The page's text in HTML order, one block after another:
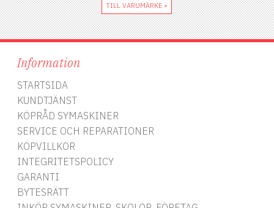
TILL VARUMÄRKE »
Information
STARTSIDA
KUNDTJÄNST
KÖPRÅD SYMASKINER
SERVICE OCH REPARATIONER
KÖPVILLKOR
INTEGRITETSPOLICY
GARANTI
BYTESRÄTT